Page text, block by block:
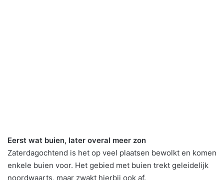
Eerst wat buien, later overal meer zon
Zaterdagochtend is het op veel plaatsen bewolkt en komen
enkele buien voor. Het gebied met buien trekt geleidelijk
noordwaarts, maar zwakt hierbij ook af.